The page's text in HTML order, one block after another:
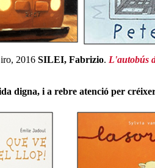
2016 SILEI, Fabrizio. L'autobús
digna, i a rebre atenció per